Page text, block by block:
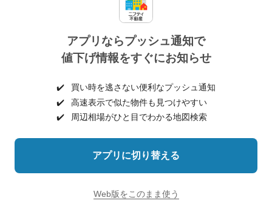
アプリならプッシュ通知で
値下げ情報をすぐにお知らせ
✔️
買い時を逃さない便利なプッシュ通知
✔️
高速表示で似た物件も見つけやすい
✔️
周辺相場がひと目でわかる地図検索
アプリに切り替える
Web版をこのまま使う
個人情報保護ポリシー 利用規約
ヘルプ・お問い合わせ 採用情報
©NIFTY Lifestyle Co., Ltd.